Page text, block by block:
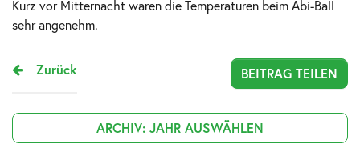
Kurz vor Mitternacht waren die Temperaturen beim Abi-Ball
sehr angenehm.
Zurück BEITRAG TEILEN
ARCHIV: JAHR AUSWÄHLEN